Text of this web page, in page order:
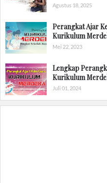
Agustus 18, 2025
Perangkat Ajar
Kurikulum
Mei 22, 2023
Lengkap
Kurikulum
Juli 01, 2024